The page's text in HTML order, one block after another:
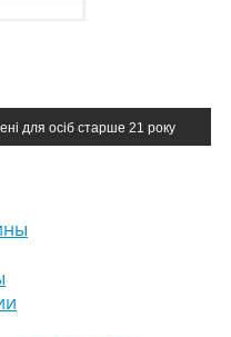
для осіб старше 21 року